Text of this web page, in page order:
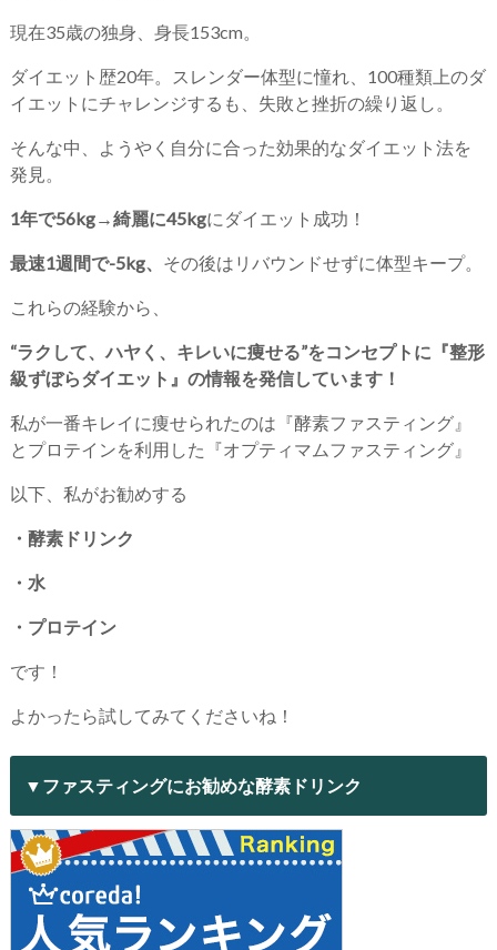
現在35歳の独身、身長153cm。
ダイエット歴20年。スレンダー体型に憧れ、100種類上のダ
イエットにチャレンジするも、失敗と挫折の繰り返し。
そんな中、ようやく自分に合った効果的なダイエット法を
発見。
1年で56kg→綺麗に45kgにダイエット成功！
最速1週間で-5kg、 その後はリバウンドせずに体型キープ。
これらの経験から、
“ラクして、ハヤく、キレいに痩せる”をコンセプトに『整形
級ずぼらダイエット』の情報を発信しています！
私が一番キレイに痩せられたのは『酵素ファスティング』
とプロテインを利用した『オプティマムファスティング』
以下、私がお勧めする
・酵素ドリンク
・水
・プロテイン
です！
よかったら試してみてくださいね！
▼ファスティングにお勧めな酵素ドリンク